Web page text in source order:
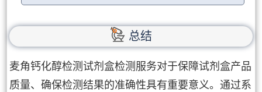
总结
麦角钙化醇检测试剂盒检测服务对于保障试剂盒产品
质量、确保检测结果的准确性具有重要意义。通过系